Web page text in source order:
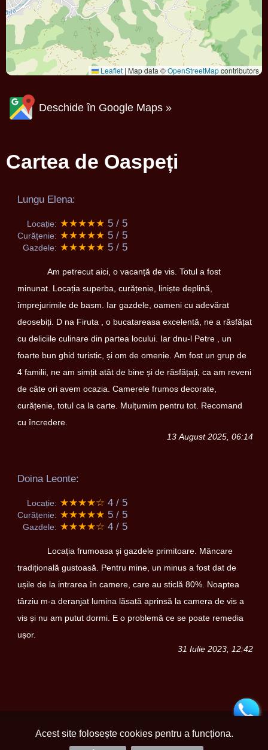
Leaflet | Map data ©OpenStreetMapcontributors
Deschide în Google Maps »
Cartea de Oaspeți
Lungu Elena:
Locație: ★★★★★ 5 / 5
Curățenie: ★★★★★ 5 / 5
Gazdele: ★★★★★ 5 / 5
Am petrecut aici, o vacanță de vis. Totul a fost
minunat. Locația superba, curățenie, liniște deplină,
împrejurimile de basm. Iar gazdele, oameni cu adevărat
deosebiți. D na Firuta , o bucatareasa excelentă, ne a răsfățat
cu deliciile culinare din partea locului. Iar dnu-l Petre , un
foarte bun ghid turistic, și om de omenie. Am fost un grup de
4 familii, ne am simțit atât de bine și de răsfățați, ca am reveni
de câte ori avem ocazia. Camerele frumos decorate,
curățenie, totul ca la carte. Mulțumim pentru tot. Recomand
cu încredere.
13 August 2025, 06:14
Doina Leonte:
Locație: ★★★★☆ 4 / 5
Curățenie: ★★★★★ 5 / 5
Gazdele: ★★★★☆ 4 / 5
Locația frumoasa și gazdele primitoare. Mâncare
tradițională gustoasă. Pentru mine, un minus a fost dat de
ușile de la intrarea în camere, care au sticlă 80%. Noaptea
târziu m-a deranjat lumina lăsată aprinsă la camera de vis a
vis și nu am putut dormi. E o problemă ce se poate remedia
ușor.
31 Iulie 2023, 12:42
Acest site folosește cookies pentru a funcționa.